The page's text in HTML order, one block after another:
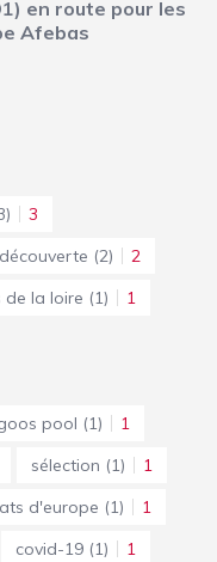
en route pour les
Afebas
3
découverte (2)
2
de la loire (1)
1
pool (1)
1
sélection (1)
1
d'europe (1)
1
covid-19 (1)
1